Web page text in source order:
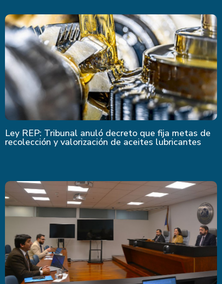
Ley REP: Tribunal anuló decreto que fija metas de
recolección y valorización de aceites lubricantes